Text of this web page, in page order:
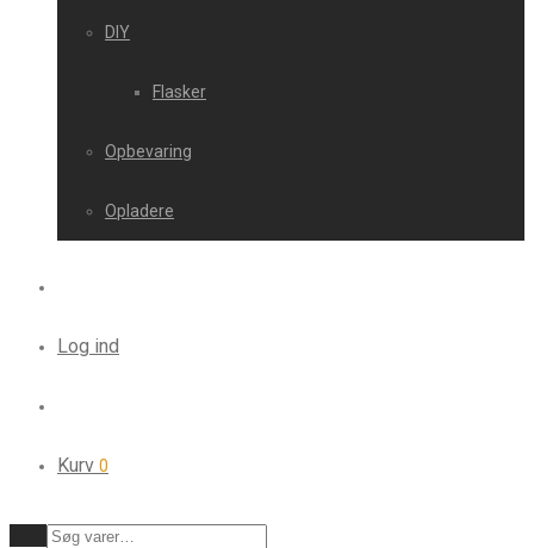
DIY
Flasker
Opbevaring
Opladere
Log ind
Kurv 0